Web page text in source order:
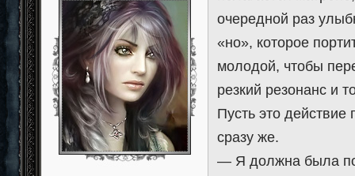
очередной раз
«но», которое
молодой, чтобы
резкий резонанс и
Пусть это
сразу же.
— Я должна была